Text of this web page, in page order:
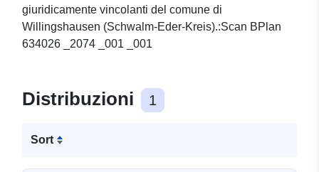
giuridicamente vincolanti del comune di
Willingshausen (Schwalm-Eder-Kreis).:Scan BPlan
634026 _2074 _001 _001
Distribuzioni 1
Sort